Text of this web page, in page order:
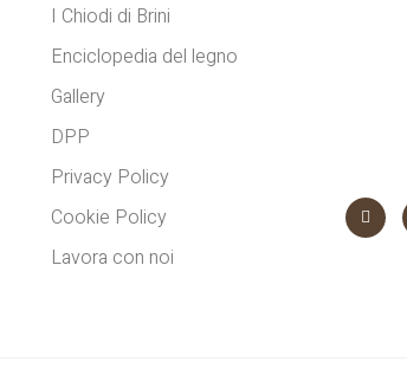
I Chiodi di Brini
Enciclopedia del legno
Gallery
DPP
Privacy Policy
Cookie Policy
Lavora con noi